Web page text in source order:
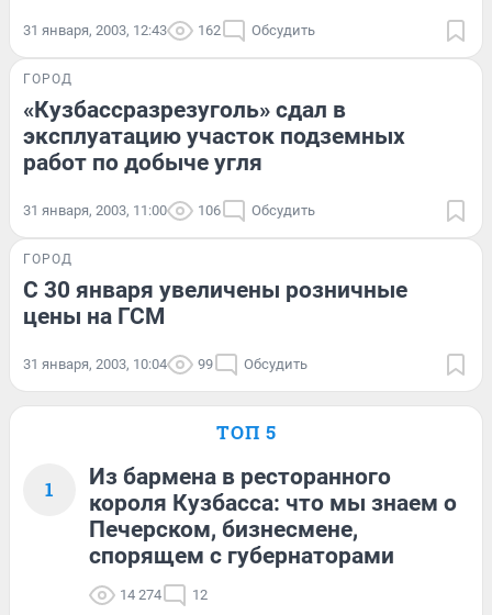
31 января, 2003, 12:43 162 Обсудить
ГОРОД
«Кузбассразрезуголь» сдал в
эксплуатацию участок подземных
работ по добыче угля
31 января, 2003, 11:00 106 Обсудить
ГОРОД
С 30 января увеличены розничные
цены на ГСМ
31 января, 2003, 10:04 99 Обсудить
ТОП 5
1
Из бармена в ресторанного
короля Кузбасса: что мы знаем о
Печерском, бизнесмене,
спорящем с губернаторами
14 274 12